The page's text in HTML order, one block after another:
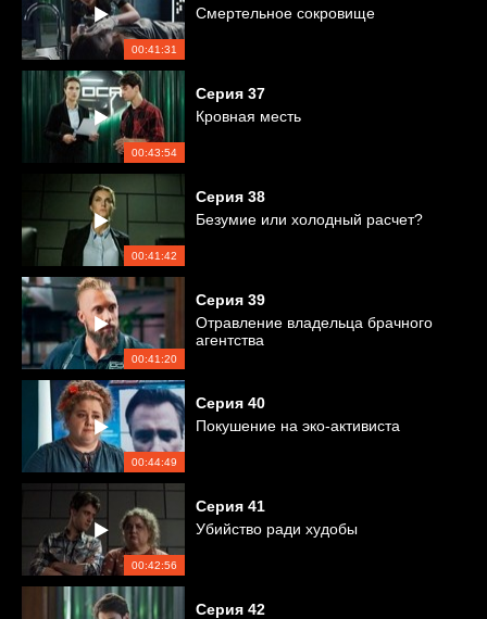
00:41:31
Смертельное сокровище
00:43:54
Серия 37
Кровная месть
00:41:42
Серия 38
Безумие или холодный расчет?
00:41:20
Серия 39
Отравление владельца брачного
агентства
00:44:49
Серия 40
Покушение на эко-активиста
00:42:56
Серия 41
Убийство ради худобы
Серия 42